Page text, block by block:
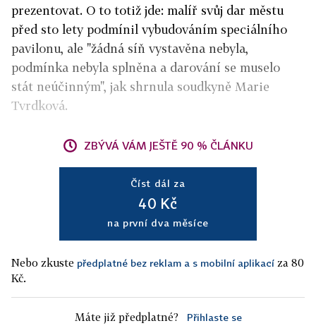
prezentovat. O to totiž jde: malíř svůj dar městu
před sto lety podmínil vybudováním speciálního
pavilonu, ale "žádná síň vystavěna nebyla,
podmínka nebyla splněna a darování se muselo
stát neúčinným", jak shrnula soudkyně Marie
Tvrdková.
ZBÝVÁ VÁM JEŠTĚ 90 % ČLÁNKU
Číst dál za
40 Kč
na první dva měsíce
Nebo zkuste předplatné bez reklam a s mobilní aplikací za 80
Kč.
Máte již předplatné? Přihlaste se